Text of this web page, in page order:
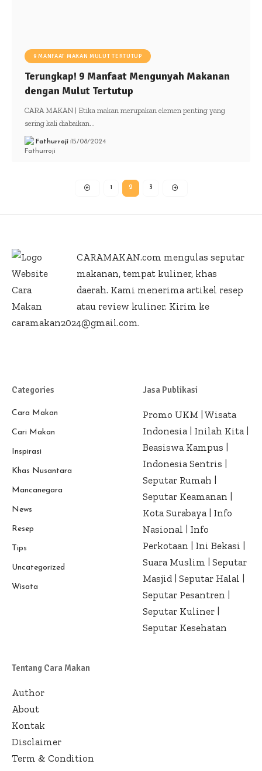
9 MANFAAT MAKAN MULUT TERTUTUP
Terungkap! 9 Manfaat Mengunyah Makanan
dengan Mulut Tertutup
CARA MAKAN | Etika makan merupakan elemen penting yang
sering kali diabaikan…
Fathurroji 15/08/2024
1 2 3
CARAMAKAN.com mengulas seputar
makanan, tempat kuliner, khas
daerah. Kami menerima artikel resep
atau review kuliner. Kirim ke
caramakan2024@gmail.com.
Categories
Cara Makan
Cari Makan
Inspirasi
Khas Nusantara
Mancanegara
News
Resep
Tips
Uncategorized
Wisata
Jasa Publikasi
Promo UKM | Wisata
Indonesia | Inilah Kita |
Beasiswa Kampus |
Indonesia Sentris |
Seputar Rumah |
Seputar Keamanan |
Kota Surabaya | Info
Nasional | Info
Perkotaan | Ini Bekasi |
Suara Muslim | Seputar
Masjid | Seputar Halal |
Seputar Pesantren |
Seputar Kuliner |
Seputar Kesehatan
Tentang Cara Makan
Author
About
Kontak
Disclaimer
Term & Condition